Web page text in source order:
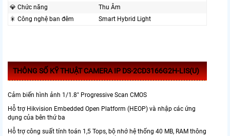
💎 Chức năng
Thu Âm
🎇 Công nghệ ban đêm
Smart Hybrid Light
THÔNG SỐ KỸ THUẬT CAMERA IP DS-2CD3166G2H-LIS(U)
Cảm biến hình ảnh 1/1.8" Progressive Scan CMOS
Hỗ trợ Hikvision Embedded Open Platform (HEOP) và nhập các ứng
dụng của bên thứ ba
Hỗ trợ công suất tính toán 1,5 Tops, bộ nhớ hệ thống 40 MB, RAM thông